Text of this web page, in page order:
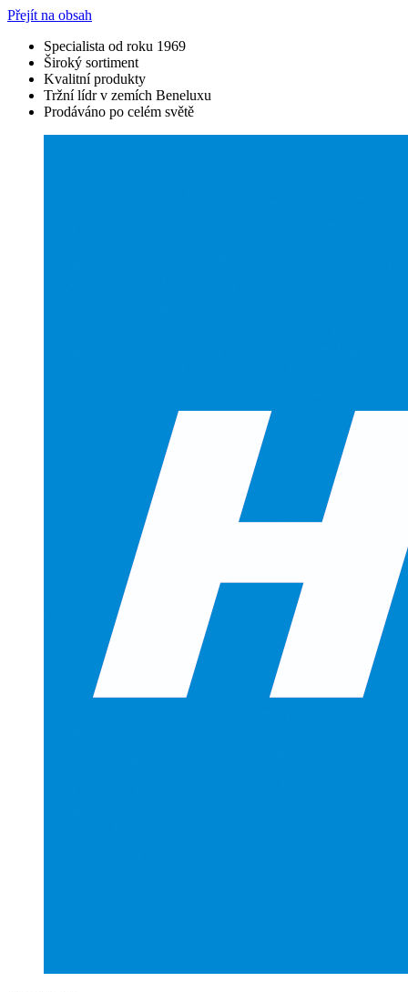
Přejít na obsah
Specialista od roku 1969
Široký sortiment
Kvalitní produkty
Tržní lídr v zemích Beneluxu
Prodáváno po celém světě